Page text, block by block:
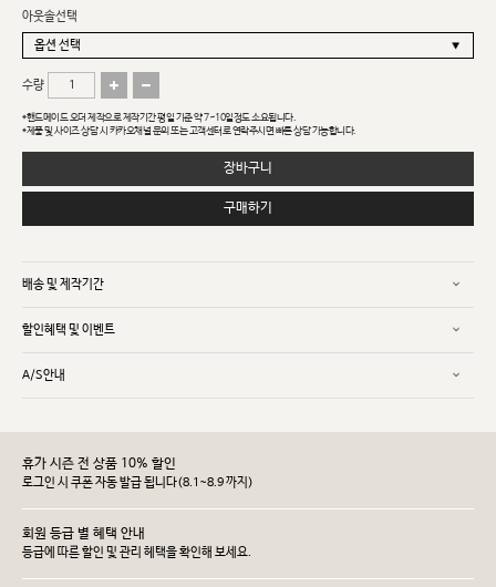
아웃솔선택
수량
*핸드메이드 오더 제작으로 제작기간 평일 기준 약 7~10일정도 소요됩니다.
*제품 및 사이즈 상담 시 카카오채널 문의 또는 고객센터로 연락주시면 빠른 상담 가능합니다.
장바구니
구매하기
배송 및 제작기간
할인혜택 및 이벤트
A/S안내
휴가 시즌 전 상품 10% 할인
로그인 시 쿠폰 자동 발급 됩니다(8.1~8.9 까지)
회원 등급 별 혜택 안내
등급에 따른 할인 및 관리 헤택을 확인해 보세요.